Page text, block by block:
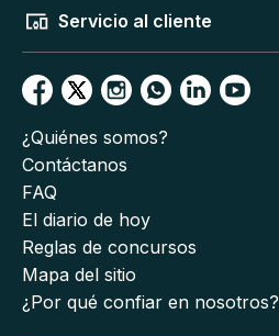
Servicio al cliente
¿Quiénes somos?
Contáctanos
FAQ
El diario de hoy
Reglas de concursos
Mapa del sitio
¿Por qué confiar en nosotros?